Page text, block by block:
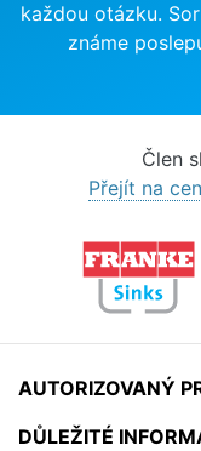
každou otázku.
známe
Člen
Přejít na
AUTORIZOVANÝ
DŮLEŽITÉ